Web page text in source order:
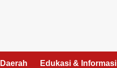
Daerah Edukasi & Informasi